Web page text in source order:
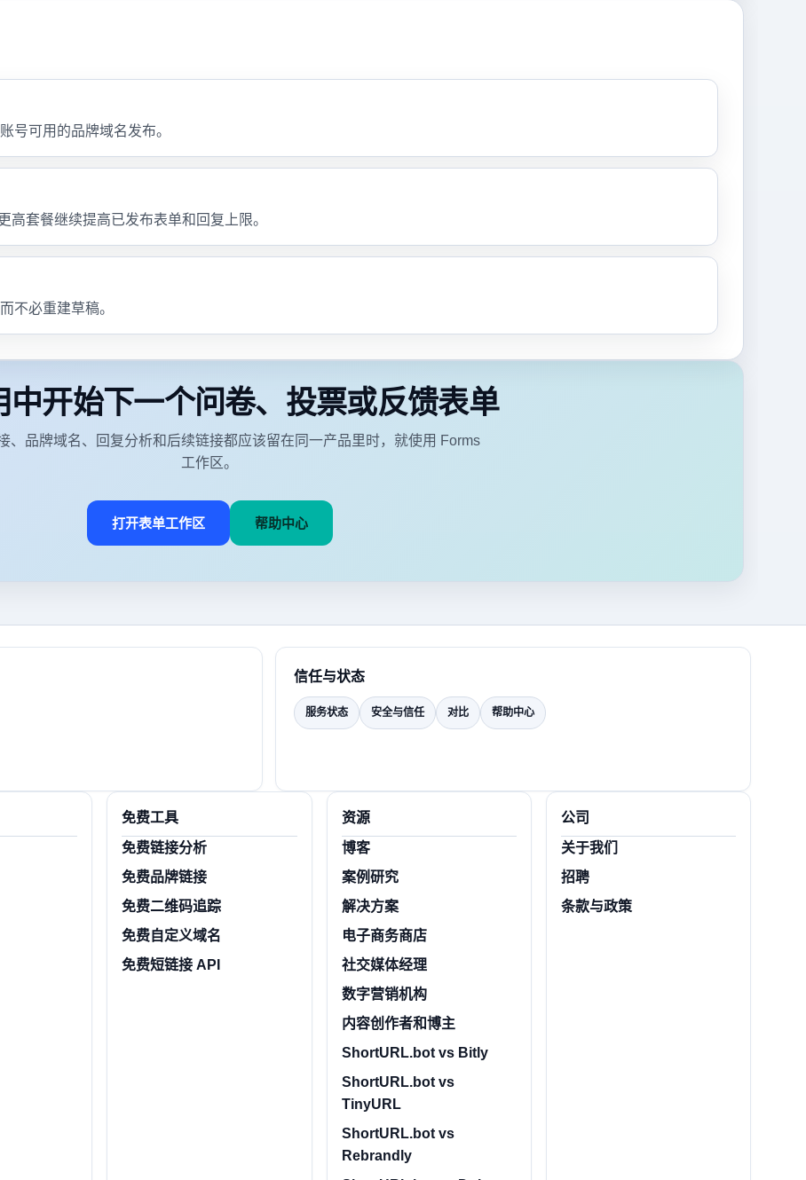
号可用的品牌域名发布。
套餐继续提高已发布表单和回复上限。
不必重建草稿。
中开始下一个问卷、投票或反馈表单
、品牌域名、回复分析和后续链接都应该留在同一产品里时，就使用 Forms
工作区。
打开表单工作区 帮助中心
信任与状态
服务状态 安全与信任 对比 帮助中心
免费工具
免费链接分析
免费品牌链接
免费二维码追踪
免费自定义域名
免费短链接 API
资源
博客
案例研究
解决方案
电子商务商店
社交媒体经理
数字营销机构
内容创作者和博主
ShortURL.bot vs Bitly
ShortURL.bot vs
TinyURL
ShortURL.bot vs
Rebrandly
公司
关于我们
招聘
条款与政策